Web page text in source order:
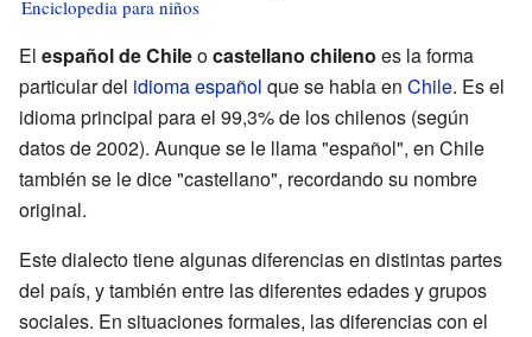
Enciclopedia para niños
El español de Chileocastellano chileno es la forma
particular del idioma español que se habla en Chile. Es el
idioma principal para el 99,3% de los chilenos (según
datos de 2002). Aunque se le llama "español", en Chile
también se le dice "castellano", recordando su nombre
original.
Este dialecto tiene algunas diferencias en distintas partes
del país, y también entre las diferentes edades y grupos
sociales. En situaciones formales, las diferencias con el